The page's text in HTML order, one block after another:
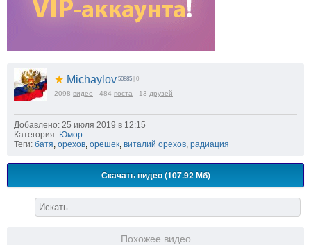
★ Michaylov 50885 | 0
2098 видео 484 поста 13 друзей
Добавлено: 25 июля 2019 в 12:15
Категория: Юмор
Теги: батя орехов орешек виталий орехов радиация
Скачать видео (107.92 Мб)
Похожее видео